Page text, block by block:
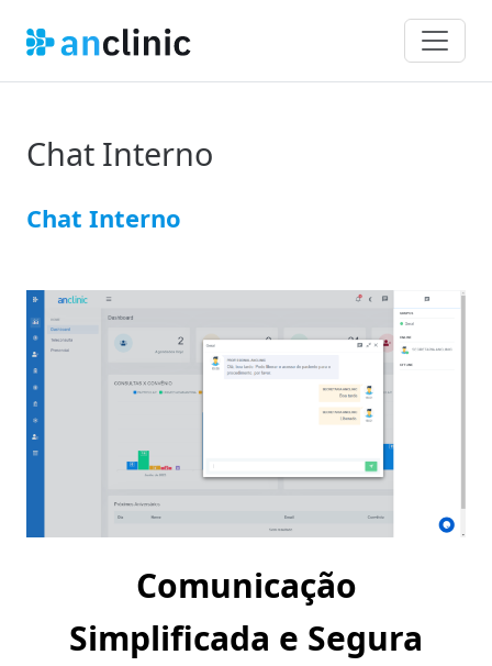
Chat Interno
Chat Interno
Comunicação
Simplificada e Segura